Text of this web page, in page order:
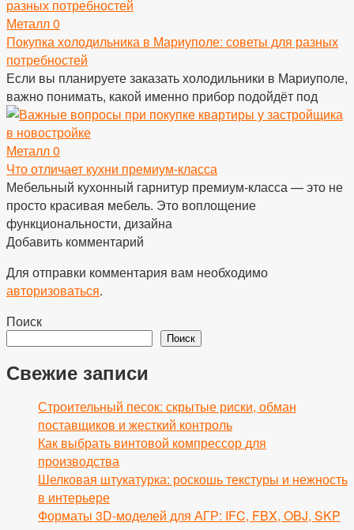
Металл0
Покупка холодильника в Мариуполе: советы для разных
потребностей
Если вы планируете заказать холодильники в Мариуполе,
важно понимать, какой именно прибор подойдёт под
Металл0
Что отличает кухни премиум-класса
Мебельный кухонный гарнитур премиум-класса — это не
просто красивая мебель. Это воплощение
функциональности, дизайна
Добавить комментарий
Для отправки комментария вам необходимо
авторизоваться.
Поиск
Поиск
Свежие записи
Строительный песок: скрытые риски, обман
поставщиков и жесткий контроль
Как выбрать винтовой компрессор для
производства
Шелковая штукатурка: роскошь текстуры и нежность
в интерьере
Форматы 3D-моделей для АГР: IFC, FBX, OBJ, SKP